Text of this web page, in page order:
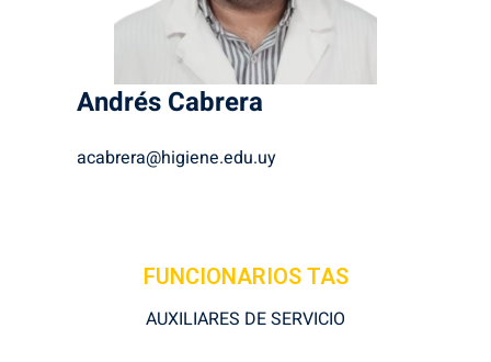
Andrés Cabrera
acabrera@higiene.edu.uy
FUNCIONARIOS TAS
AUXILIARES DE SERVICIO